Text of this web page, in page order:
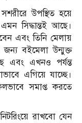
সশরীরে উপস্থিত হয়ে
সিদ্ধান্তই আছে।
এবং তিনি মেলায়
বইমেলা উন্মুক্ত
এবং এখনও পর্যন্ত
এগিয়ে যাচ্ছে।
সমাপ্ত করতে
রাখবো যেন